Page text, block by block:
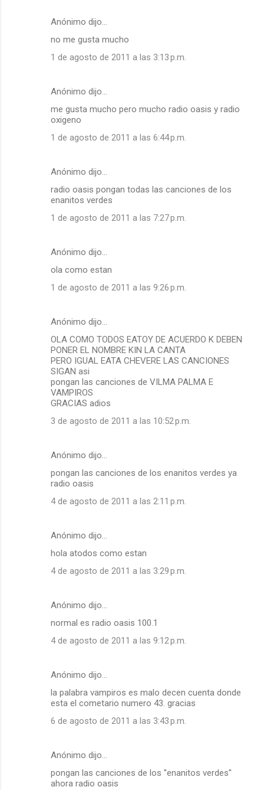
Anónimo dijo…
no me gusta mucho
1 de agosto de 2011 a las 3:13 p.m.
Anónimo dijo…
me gusta mucho pero mucho radio oasis y radio
oxigeno
1 de agosto de 2011 a las 6:44 p.m.
Anónimo dijo…
radio oasis pongan todas las canciones de los
enanitos verdes
1 de agosto de 2011 a las 7:27 p.m.
Anónimo dijo…
ola como estan
1 de agosto de 2011 a las 9:26 p.m.
Anónimo dijo…
OLA COMO TODOS EATOY DE ACUERDO K DEBEN
PONER EL NOMBRE KIN LA CANTA
PERO IGUAL EATA CHEVERE LAS CANCIONES
SIGAN asi
pongan las canciones de VILMA PALMA E
VAMPIROS
GRACIAS adios
3 de agosto de 2011 a las 10:52 p.m.
Anónimo dijo…
pongan las canciones de los enanitos verdes ya
radio oasis
4 de agosto de 2011 a las 2:11 p.m.
Anónimo dijo…
hola atodos como estan
4 de agosto de 2011 a las 3:29 p.m.
Anónimo dijo…
normal es radio oasis 100.1
4 de agosto de 2011 a las 9:12 p.m.
Anónimo dijo…
la palabra vampiros es malo decen cuenta donde
esta el cometario numero 43. gracias
6 de agosto de 2011 a las 3:43 p.m.
Anónimo dijo…
pongan las canciones de los ''enanitos verdes''
ahora radio oasis